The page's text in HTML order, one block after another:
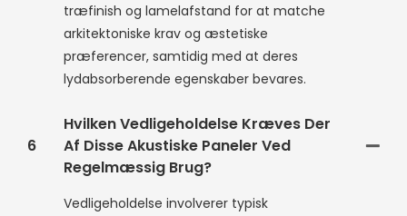
træfinish og lamelafstand for at matche
arkitektoniske krav og æstetiske
præferencer, samtidig med at deres
lydabsorberende egenskaber bevares.
6
Hvilken Vedligeholdelse Kræves Der
Af Disse Akustiske Paneler Ved
Regelmæssig Brug?
Vedligeholdelse involverer typisk